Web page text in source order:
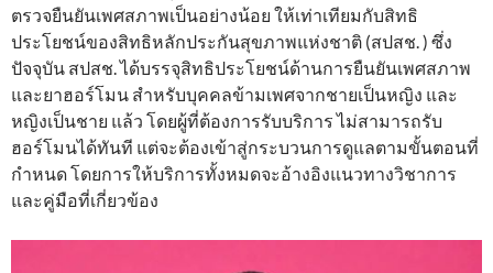
ตรวจยืนยันเพศสภาพเป็นอย่างน้อย ให้เท่าเทียมกับสิทธิ
ประโยชน์ของสิทธิหลักประกันสุขภาพแห่งชาติ (สปสช. ) ซึ่ง
ปัจจุบัน สปสช. ได้บรรจุสิทธิประโยชน์ด้านการยืนยันเพศสภาพ
และยาฮอร์โมน สำหรับบุคคลข้ามเพศจากชายเป็นหญิง และ
หญิงเป็นชาย แล้ว โดยผู้ที่ต้องการรับบริการ ไม่สามารถรับ
ฮอร์โมนได้ทันที แต่จะต้องเข้าสู่กระบวนการดูแลตามขั้นตอนที่
กำหนด โดยการให้บริการทั้งหมดจะอ้างอิงแนวทางวิชาการ
และคู่มือที่เกี่ยวข้อง